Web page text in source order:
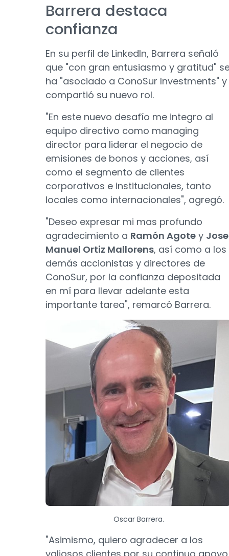
Barrera destaca
confianza
En su perfil de LinkedIn, Barrera señaló
que "con gran entusiasmo y gratitud"
ha "asociado a ConoSur Investments" y
compartió su nuevo rol.
"En este nuevo desafío me integro al
equipo directivo como managing
director para liderar el negocio de
emisiones de bonos y acciones, así
como el segmento de clientes
corporativos e institucionales, tanto
locales como internacionales", agregó.
"Deseo expresar mi mas profundo
agradecimiento a Ramón Agote y Jose
Manuel Ortiz Mallorens, así como a los
demás accionistas y directores de
ConoSur, por la confianza depositada
en mí para llevar adelante esta
importante tarea", remarcó Barrera.
Oscar Barrera.
"Asimismo, quiero agradecer a los